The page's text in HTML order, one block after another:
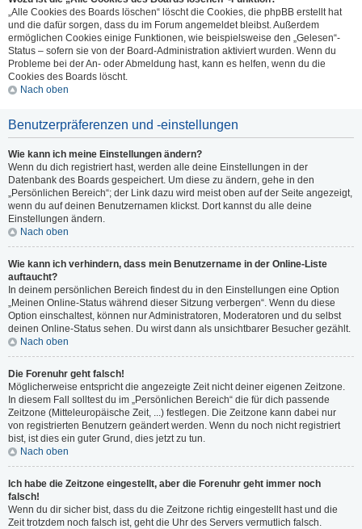
„Alle Cookies des Boards löschen“ löscht die Cookies, die phpBB erstellt hat
und die dafür sorgen, dass du im Forum angemeldet bleibst. Außerdem
ermöglichen Cookies einige Funktionen, wie beispielsweise den „Gelesen“-
Status – sofern sie von der Board-Administration aktiviert wurden. Wenn du
Probleme bei der An- oder Abmeldung hast, kann es helfen, wenn du die
Cookies des Boards löscht.
Nach oben
Benutzerpräferenzen und -einstellungen
Wie kann ich meine Einstellungen ändern?
Wenn du dich registriert hast, werden alle deine Einstellungen in der
Datenbank des Boards gespeichert. Um diese zu ändern, gehe in den
„Persönlichen Bereich“; der Link dazu wird meist oben auf der Seite angezeigt,
wenn du auf deinen Benutzernamen klickst. Dort kannst du alle deine
Einstellungen ändern.
Nach oben
Wie kann ich verhindern, dass mein Benutzername in der Online-Liste
auftaucht?
In deinem persönlichen Bereich findest du in den Einstellungen eine Option
„Meinen Online-Status während dieser Sitzung verbergen“. Wenn du diese
Option einschaltest, können nur Administratoren, Moderatoren und du selbst
deinen Online-Status sehen. Du wirst dann als unsichtbarer Besucher gezählt.
Nach oben
Die Forenuhr geht falsch!
Möglicherweise entspricht die angezeigte Zeit nicht deiner eigenen Zeitzone.
In diesem Fall solltest du im „Persönlichen Bereich“ die für dich passende
Zeitzone (Mitteleuropäische Zeit, ...) festlegen. Die Zeitzone kann dabei nur
von registrierten Benutzern geändert werden. Wenn du noch nicht registriert
bist, ist dies ein guter Grund, dies jetzt zu tun.
Nach oben
Ich habe die Zeitzone eingestellt, aber die Forenuhr geht immer noch
falsch!
Wenn du dir sicher bist, dass du die Zeitzone richtig eingestellt hast und die
Zeit trotzdem noch falsch ist, geht die Uhr des Servers vermutlich falsch.